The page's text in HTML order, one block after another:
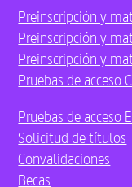
Preinscripción y
Preinscripción y
Preinscripción y
Pruebas de acceso
Pruebas de acceso
Solicitud de títulos
Convalidaciones
Becas